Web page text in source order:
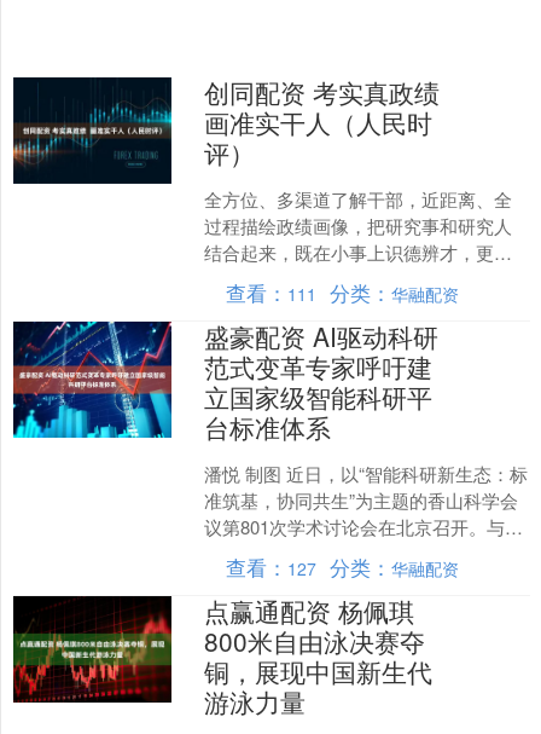
创同配资 考实真政绩
画准实干人（人民时
评）
全方位、多渠道了解干部，近距离、全
过程描绘政绩画像，把研究事和研究人
结合起来，既在小事上识德辨才，更在
大事上看德识才 干部干得好不好，如何
更科学地评价？ 到基层....
查看： 111 分类：华融配资
盛豪配资 AI驱动科研
范式变革专家呼吁建
立国家级智能科研平
台标准体系
潘悦 制图 近日，以“智能科研新生态：标
准筑基，协同共生”为主题的香山科学会
议第801次学术讨论会在北京召开。与会
专家指出，人工智能（AI）正驱动科学研
究迎来范....
查看： 127 分类：华融配资
点赢通配资 杨佩琪
800米自由泳决赛夺
铜，展现中国新生代
游泳力量